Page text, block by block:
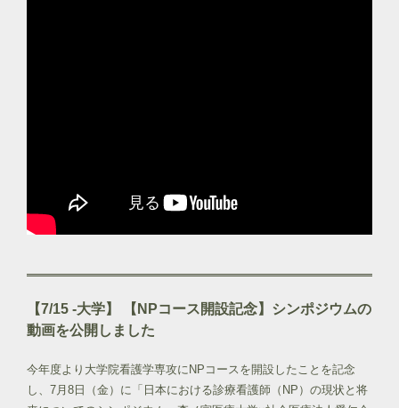
【7/15 -大学】 【NPコース開設記念】シンポジウムの
動画を公開しました
今年度より大学院看護学専攻にNPコースを開設したことを記念
し、7月8日（金）に「日本における診療看護師（NP）の現状と将